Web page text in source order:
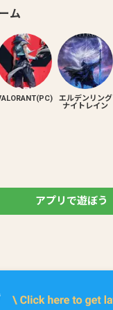
ム
エルデンリング
ナイトレイン
アプリで遊ぼう